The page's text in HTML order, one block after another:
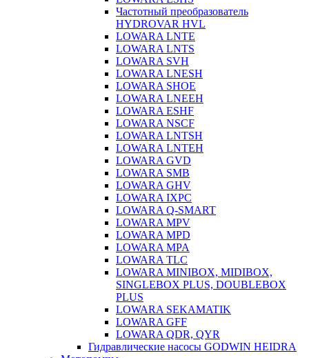
Частотный преобразователь
HYDROVAR HVL
LOWARA LNTE
LOWARA LNTS
LOWARA SVH
LOWARA LNESH
LOWARA SHOE
LOWARA LNEEH
LOWARA ESHF
LOWARA NSCF
LOWARA LNTSH
LOWARA LNTEH
LOWARA GVD
LOWARA SMB
LOWARA GHV
LOWARA IXPС
LOWARA Q-SMART
LOWARA MPV
LOWARA MPD
LOWARA MPA
LOWARA TLC
LOWARA MINIBOX, MIDIBOX,
SINGLEBOX PLUS, DOUBLEBOX
PLUS
LOWARA SEKAMATIK
LOWARA GFF
LOWARA QDR, QYR
Гидравлические насосы GODWIN HEIDRA